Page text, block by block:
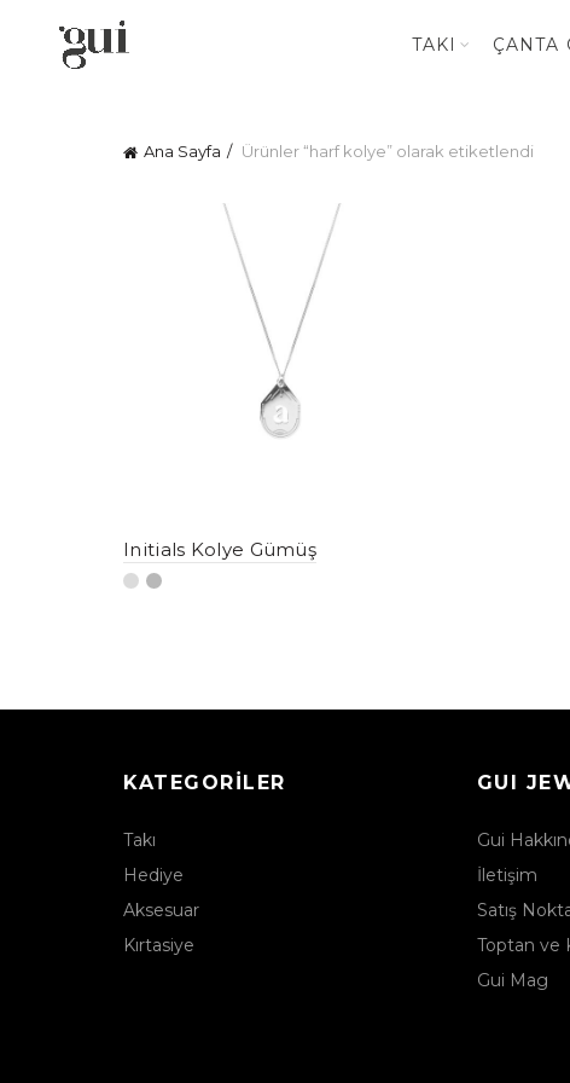
TAKI ÇANTA
Ana Sayfa Ürünler “harf kolye” olarak etiketlendi
Initials Kolye Gümüş
KATEGORILER
Takı
Hediye
Aksesuar
Kırtasiye
GUI
Gui
İletişim
Satış
Toptan ve
Gui Mag